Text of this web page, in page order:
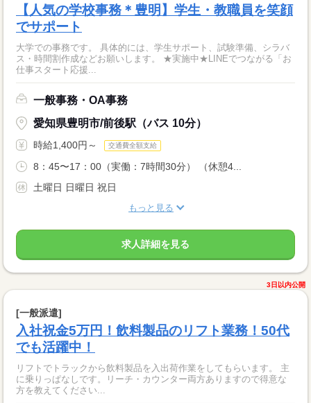
【人気の学校事務＊豊明】学生・教職員を笑顔
でサポート
大学での事務です。 具体的には、学生サポート、試験準備、シラバ
ス・時間割作成などお願いします。 ★実施中★LINEでつながる「お
仕事スタート応援...
一般事務・OA事務
愛知県豊明市/前後駅（バス 10分）
時給1,400円～ 交通費全額支給
8：45〜17：00（実働：7時間30分） （休憩4...
土曜日 日曜日 祝日
もっと見る
求人詳細を見る
3日以内公開
[一般派遣]
入社祝金5万円！飲料製品のリフト業務！50代
でも活躍中！
リフトでトラックから飲料製品を入出荷作業をしてもらいます。 主
に乗りっぱなしです。リーチ・カウンター両方ありますので得意な
方を教えてください...